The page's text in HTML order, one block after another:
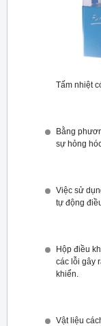
Tấm nhiệt
Bằng
sự hỏng
Việc sử
tự động
Hộp điều
các lỗi gây
khiển.
Vật liệu